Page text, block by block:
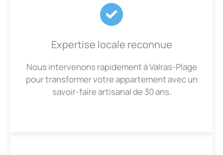
Expertise locale reconnue
Nous intervenons rapidement à Valras-Plage
pour transformer votre appartement avec un
savoir-faire artisanal de 30 ans.